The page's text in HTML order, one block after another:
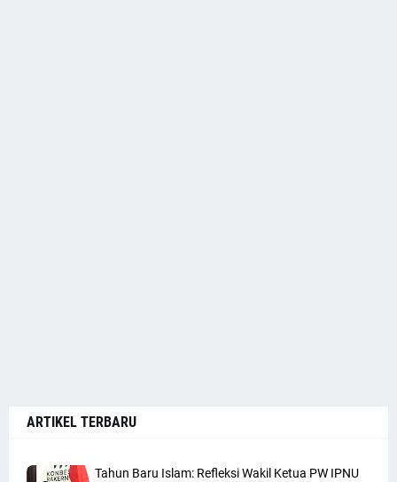
ARTIKEL TERBARU
Tahun Baru Islam: Refleksi Wakil Ketua PW IPNU